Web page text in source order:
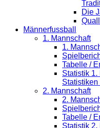
Die
Männerfussball
1. Mannschaft
1.
Tabelle /
Statistik
2. Mannschaft
2.
Tabelle /
Statistik